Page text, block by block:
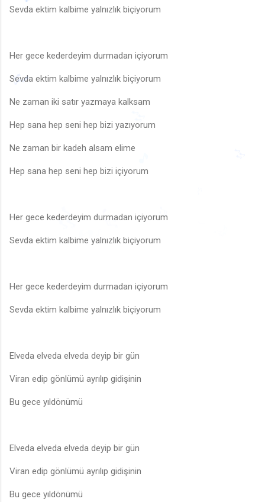
Sevda ektim kalbime yalnızlık biçiyorum
Her gece kederdeyim durmadan içiyorum
Sevda ektim kalbime yalnızlık biçiyorum
Ne zaman iki satır yazmaya kalksam
Hep sana hep seni hep bizi yazıyorum
Ne zaman bir kadeh alsam elime
Hep sana hep seni hep bizi içiyorum
Her gece kederdeyim durmadan içiyorum
Sevda ektim kalbime yalnızlık biçiyorum
Her gece kederdeyim durmadan içiyorum
Sevda ektim kalbime yalnızlık biçiyorum
Elveda elveda elveda deyip bir gün
Viran edip gönlümü ayrılıp gidişinin
Bu gece yıldönümü
Elveda elveda elveda deyip bir gün
Viran edip gönlümü ayrılıp gidişinin
Bu gece yıldönümü
♫
🎶
🎵
♩ ♬ ♬
♪
🎶
🎶
♩
🎵
🎶
🎶
🎶
🎵
🎵